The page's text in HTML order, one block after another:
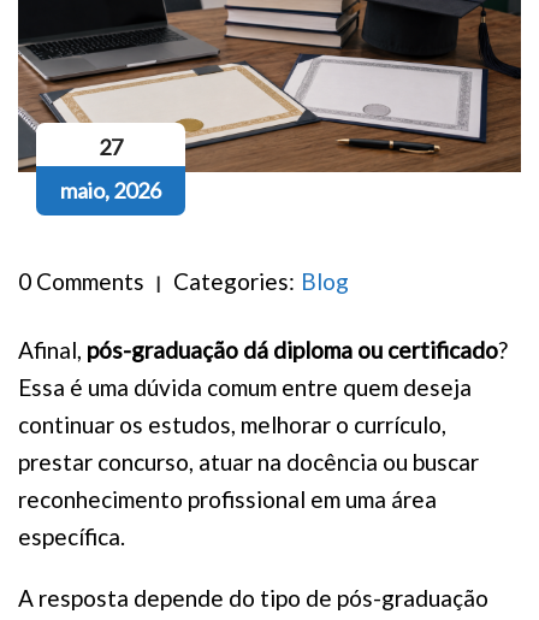
27
maio, 2026
0 Comments Categories: Blog
Afinal, pós-graduação dá diploma ou certificado?
Essa é uma dúvida comum entre quem deseja
continuar os estudos, melhorar o currículo,
prestar concurso, atuar na docência ou buscar
reconhecimento profissional em uma área
específica.
A resposta depende do tipo de pós-graduação